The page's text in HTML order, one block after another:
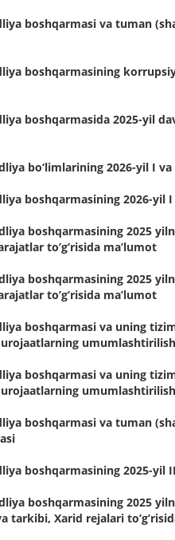
boshqarmasi va tuman
boshqarmasining
boshqarmasida 2025-yil
bo‘limlarining 2026-yil I
boshqarmasining 2026-yil
boshqarmasining 2025
toʼgʼrisida maʼlumot
boshqarmasining 2025
toʼgʼrisida maʼlumot
boshqarmasi va uning
boshqarmasi va uning
boshqarmasi va tuman
boshqarmasining 2025-yil
boshqarmasining 2025
tarkibi, Xarid rejalari